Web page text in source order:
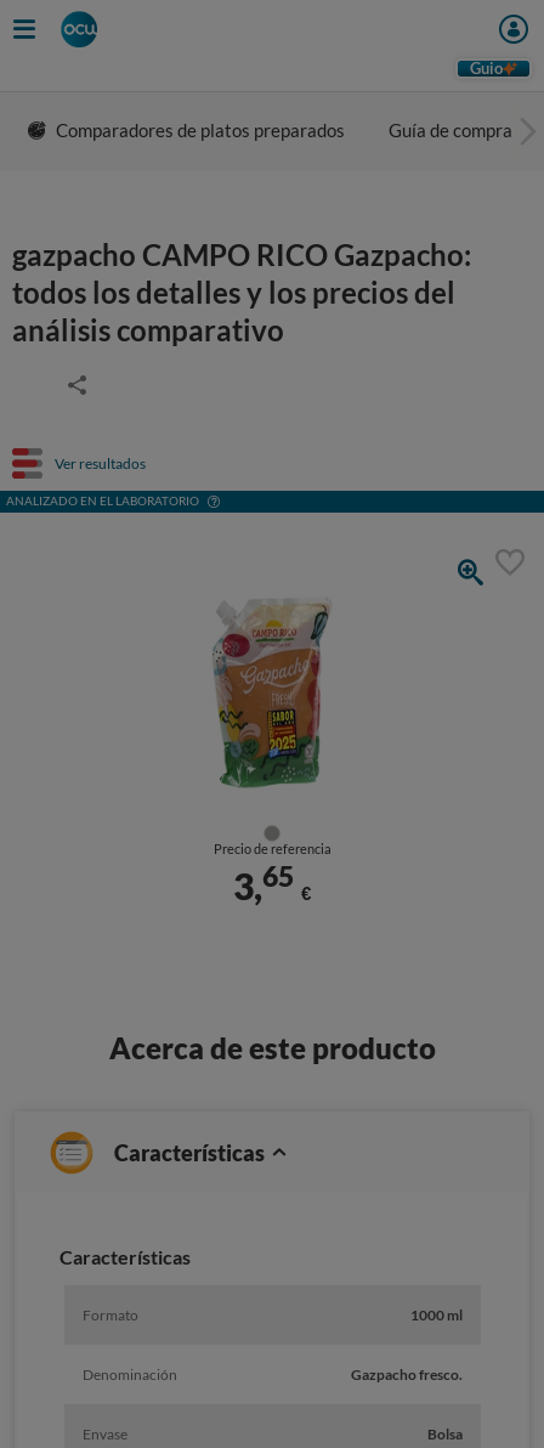
Guio
Comparadores de platos preparados Guía de compra
gazpacho CAMPO RICO Gazpacho:
todos los detalles y los precios del
análisis comparativo
Ver resultados
ANALIZADO EN EL LABORATORIO
Precio de referencia
3,65
€
Acerca de este producto
Características
Caracterí­sticas
Formato 1000 ml
Denominación Gazpacho fresco.
Envase Bolsa